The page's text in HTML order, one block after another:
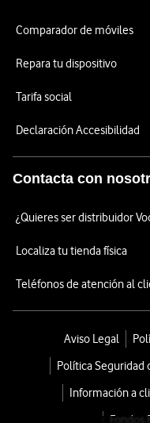
Comparador de móviles
Repara tu dispositivo
Tarifa social
Declaración Accesibilidad
Contacta con
¿Quieres ser distribuidor
Localiza tu tienda física
Teléfonos de atención al
Aviso Legal
Política Seguridad
Información a
Fondos